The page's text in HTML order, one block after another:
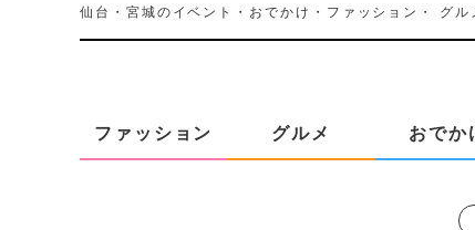
仙台・宮城のイベント・おでかけ・ファッション・ グル
ファッション グルメ おでか